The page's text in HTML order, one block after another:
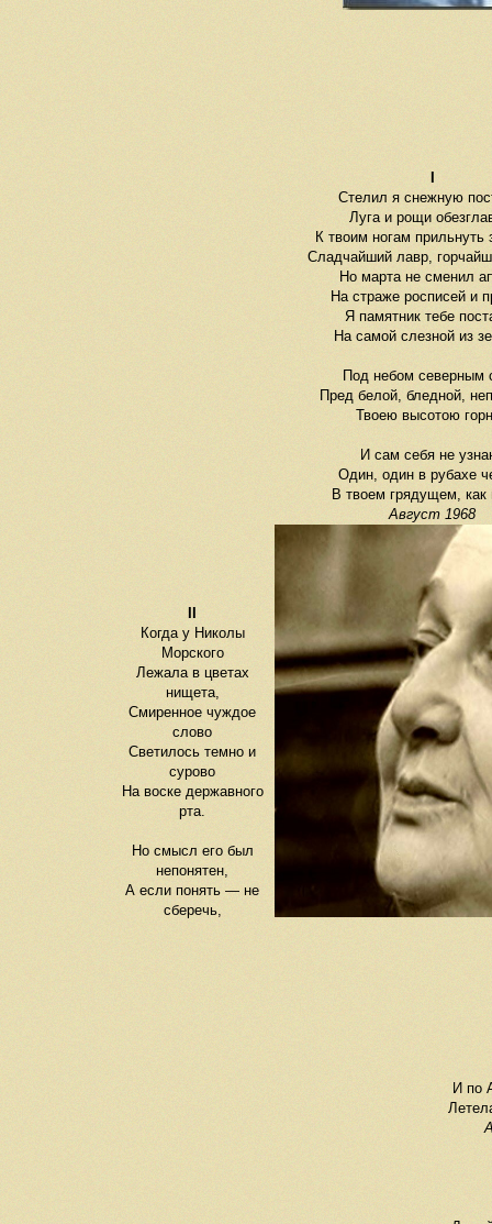
Стелил я cнежную
Луга и рощи
К твоим ногам прильнуть
Сладчайший лавр,
Но марта не сменил
На страже росписей и
Я памятник тебе
На самой слезной из
Под небом северным
Пред белой, бледной,
Твоею высотою
И сам себя не
Один, один в рубахе
В твоем грядущем, как
Август 1968
Когда у Николы
Морского
Лежала в цветах
нищета,
Смиренное чуждое
слово
Светилось темно и
сурово
На воске державного
рта.
Но смысл его был
непонятен,
А если понять — не
сберечь,
И по